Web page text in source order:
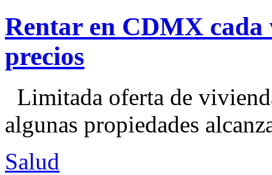
Rentar en CDMX cada
precios
Limitada oferta de
algunas propiedades
Salud